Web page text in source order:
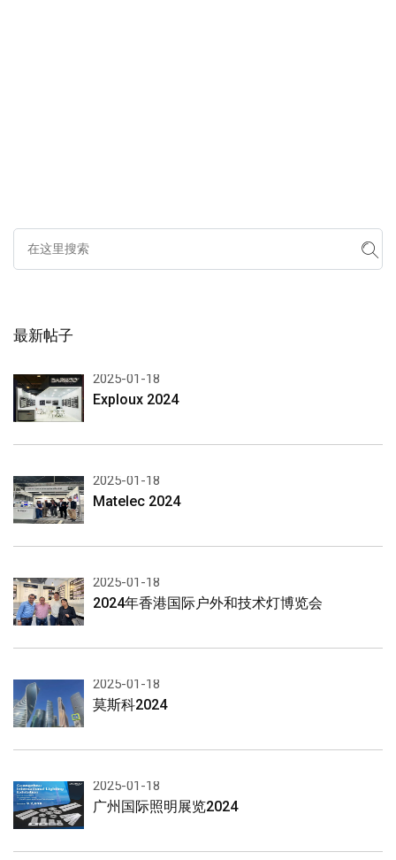
最新帖子
2025-01-18
Exploux 2024
2025-01-18
Matelec 2024
2025-01-18
2024年香港国际户外和技术灯博览会
2025-01-18
莫斯科2024
2025-01-18
广州国际照明展览2024